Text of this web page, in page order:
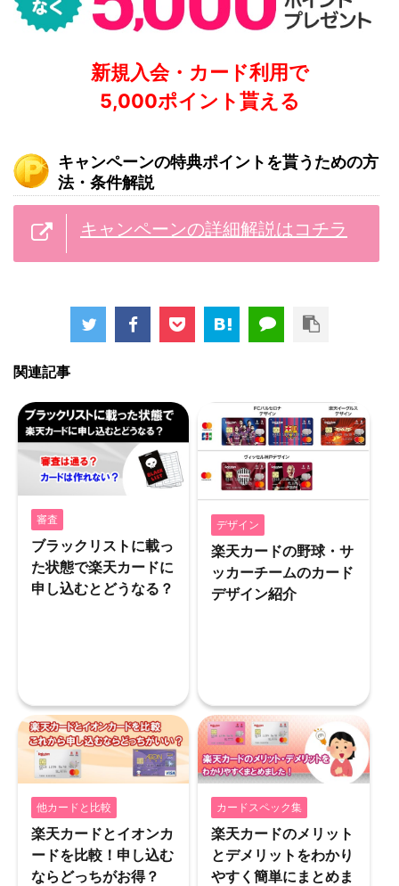
新規入会・カード利用で
5,000ポイント貰える
キャンペーンの特典ポイントを貰うための方
法・条件解説
キャンペーンの詳細解説はコチラ
関連記事
審査
ブラックリストに載っ
た状態で楽天カードに
申し込むとどうなる？
デザイン
楽天カードの野球・サ
ッカーチームのカード
デザイン紹介
他カードと比較
楽天カードとイオンカ
ードを比較！申し込む
ならどっちがお得？
カードスペック集
楽天カードのメリット
とデメリットをわかり
やすく簡単にまとめま